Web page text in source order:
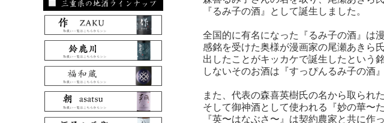
『るみ子の酒』として誕生しました。
全国的に有名になった『るみ子の酒』は
感銘を受けた奥様が漫画家の尾瀬あきら
出したことがキッカケで誕生したという
しないそのお酒は『すっぴんるみ子の酒
また、代表の森喜英樹氏の名から取られ
そして御神酒として使われる『妙の華〜
『英〜はなぶさ〜』は契約農家と共に作